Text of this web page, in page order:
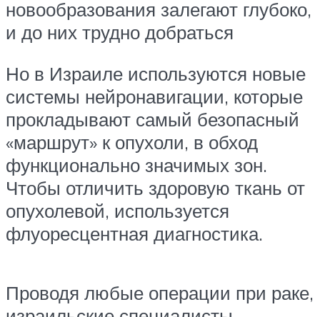
новообразования залегают глубоко,
и до них трудно добраться
Но в Израиле используются новые
системы нейронавигации, которые
прокладывают самый безопасный
«маршрут» к опухоли, в обход
функционально значимых зон.
Чтобы отличить здоровую ткань от
опухолевой, используется
флуоресцентная диагностика.
Проводя любые операции при раке,